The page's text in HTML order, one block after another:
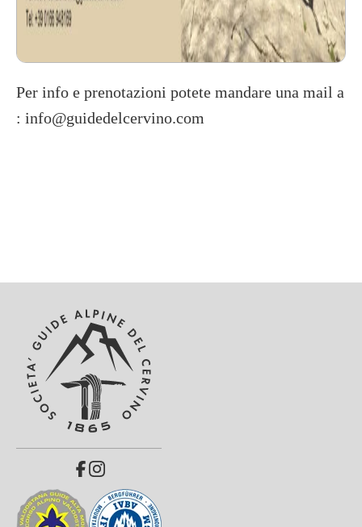
Per info e prenotazioni potete mandare una mail a
: info@guidedelcervino.com